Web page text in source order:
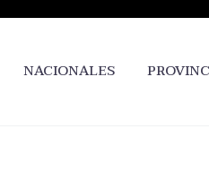
NACIONALES